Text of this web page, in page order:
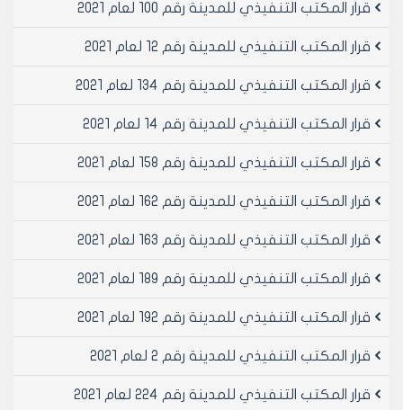
قرار المكتب التنفيذي للمدينة رقم 100 لعام 2021
قرار المكتب التنفيذي للمدينة رقم 12 لعام 2021
قرار المكتب التنفيذي للمدينة رقم 134 لعام 2021
قرار المكتب التنفيذي للمدينة رقم 14 لعام 2021
قرار المكتب التنفيذي للمدينة رقم 158 لعام 2021
قرار المكتب التنفيذي للمدينة رقم 162 لعام 2021
قرار المكتب التنفيذي للمدينة رقم 163 لعام 2021
قرار المكتب التنفيذي للمدينة رقم 189 لعام 2021
قرار المكتب التنفيذي للمدينة رقم 192 لعام 2021
قرار المكتب التنفيذي للمدينة رقم 2 لعام 2021
قرار المكتب التنفيذي للمدينة رقم 224 لعام 2021